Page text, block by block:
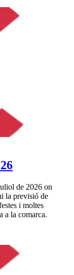
de 2026 on
la previsió de
i moltes
a la comarca.